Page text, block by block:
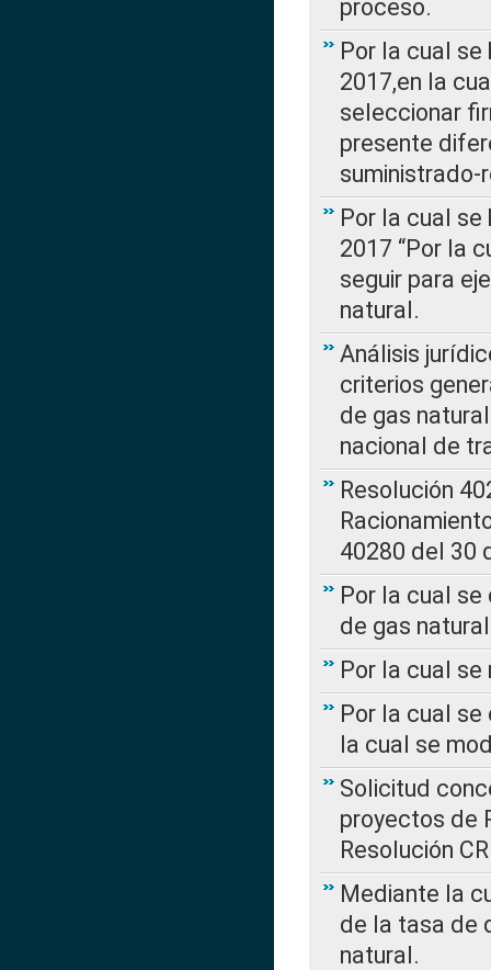
proceso.
Por la cual se
2017,en la
seleccionar
presente
Por la cual se
2017 “Por la
seguir para
natural.
Análisis
criterios
de gas
nacional de
Resolución
40280 del 30
Por la cual
de gas natural
Por la cual se
Por la cual se
la cual se
Solicitud
proyectos de
Resolución
Mediante la
de la tasa de
natural.